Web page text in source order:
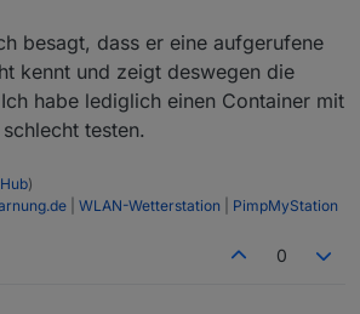
besagt, dass er eine aufgerufene
kennt und zeigt deswegen die
habe lediglich einen Container mit
testen.
)
WLAN-Wetterstation PimpMyStation
0